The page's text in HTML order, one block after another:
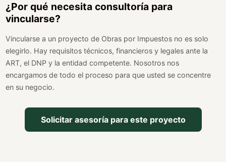
¿Por qué necesita consultoría para
vincularse?
Vincularse a un proyecto de Obras por Impuestos no es solo
elegirlo. Hay requisitos técnicos, financieros y legales ante la
ART, el DNP y la entidad competente. Nosotros nos
encargamos de todo el proceso para que usted se concentre
en su negocio.
Solicitar asesoría para este proyecto